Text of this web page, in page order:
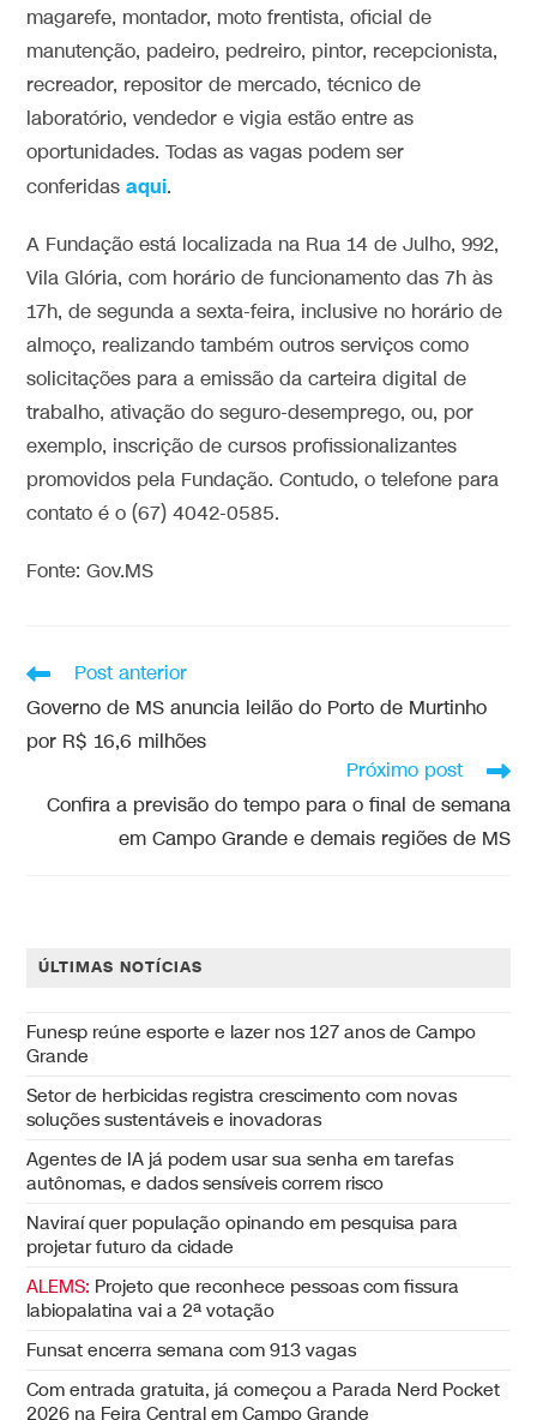
magarefe, montador, moto frentista, oficial de
manutenção, padeiro, pedreiro, pintor, recepcionista,
recreador, repositor de mercado, técnico de
laboratório, vendedor e vigia estão entre as
oportunidades. Todas as vagas podem ser
conferidasaqui.
A Fundação está localizada na Rua 14 de Julho, 992,
Vila Glória, com horário de funcionamento das 7h às
17h, de segunda a sexta-feira, inclusive no horário de
almoço, realizando também outros serviços como
solicitações para a emissão da carteira digital de
trabalho, ativação do seguro-desemprego, ou, por
exemplo, inscrição de cursos profissionalizantes
promovidos pela Fundação. Contudo, o telefone para
contato é o (67) 4042-0585.
Fonte: Gov.MS
Post anterior
Governo de MS anuncia leilão do Porto de Murtinho
por R$ 16,6 milhões
Próximo post
Confira a previsão do tempo para o final de semana
em Campo Grande e demais regiões de MS
ÚLTIMAS NOTÍCIAS
Funesp reúne esporte e lazer nos 127 anos de Campo
Grande
Setor de herbicidas registra crescimento com novas
soluções sustentáveis e inovadoras
Agentes de IA já podem usar sua senha em tarefas
autônomas, e dados sensíveis correm risco
Naviraí quer população opinando em pesquisa para
projetar futuro da cidade
ALEMS: Projeto que reconhece pessoas com fissura
labiopalatina vai a 2ª votação
Funsat encerra semana com 913 vagas
Com entrada gratuita, já começou a Parada Nerd Pocket
2026 na Feira Central em Campo Grande